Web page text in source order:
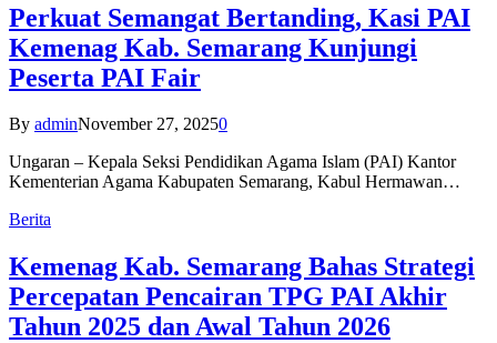
Perkuat Semangat Bertanding, Kasi PAI
Kemenag Kab. Semarang Kunjungi
Peserta PAI Fair
By adminNovember 27, 20250
Ungaran – Kepala Seksi Pendidikan Agama Islam (PAI) Kantor
Kementerian Agama Kabupaten Semarang, Kabul Hermawan…
Berita
Kemenag Kab. Semarang Bahas Strategi
Percepatan Pencairan TPG PAI Akhir
Tahun 2025 dan Awal Tahun 2026